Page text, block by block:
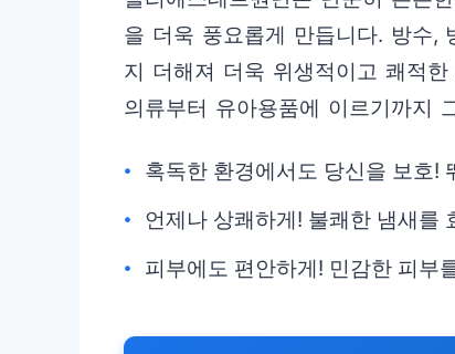
을 더욱 풍요롭게 만듭니다. 방수,
지 더해져 더욱 위생적이고 쾌적
의류부터 유아용품에 이르기까지
혹독한 환경에서도 당신을 보호!
언제나 상쾌하게! 불쾌한 냄새를
피부에도 편안하게! 민감한 피부